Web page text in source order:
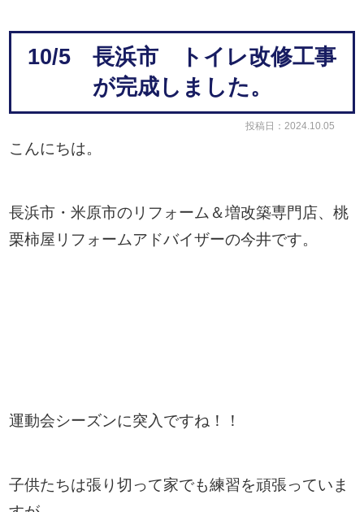
10/5 長浜市 トイレ改修工事
が完成しました。
投稿日：2024.10.05
こんにちは。
長浜市・米原市のリフォーム＆増改築専門店、桃
栗柿屋リフォームアドバイザーの今井です。
運動会シーズンに突入ですね！！
子供たちは張り切って家でも練習を頑張っていま